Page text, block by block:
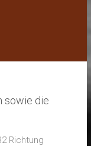
sowie die
Richtung